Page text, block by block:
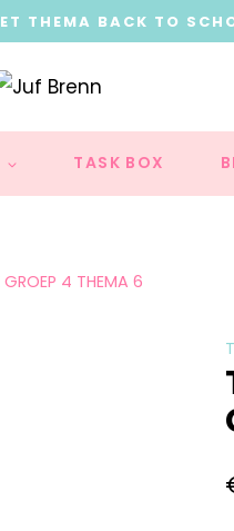
THEMA BACK TO
TASK BOX
GROEP 4 THEMA 6